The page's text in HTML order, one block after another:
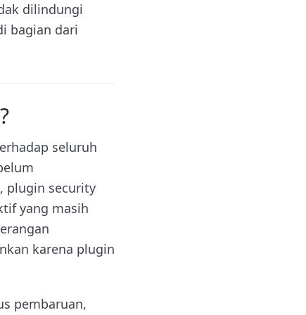
dilindungi
bagian dari
seluruh
plugin security
yang masih
karena plugin
pembaruan,